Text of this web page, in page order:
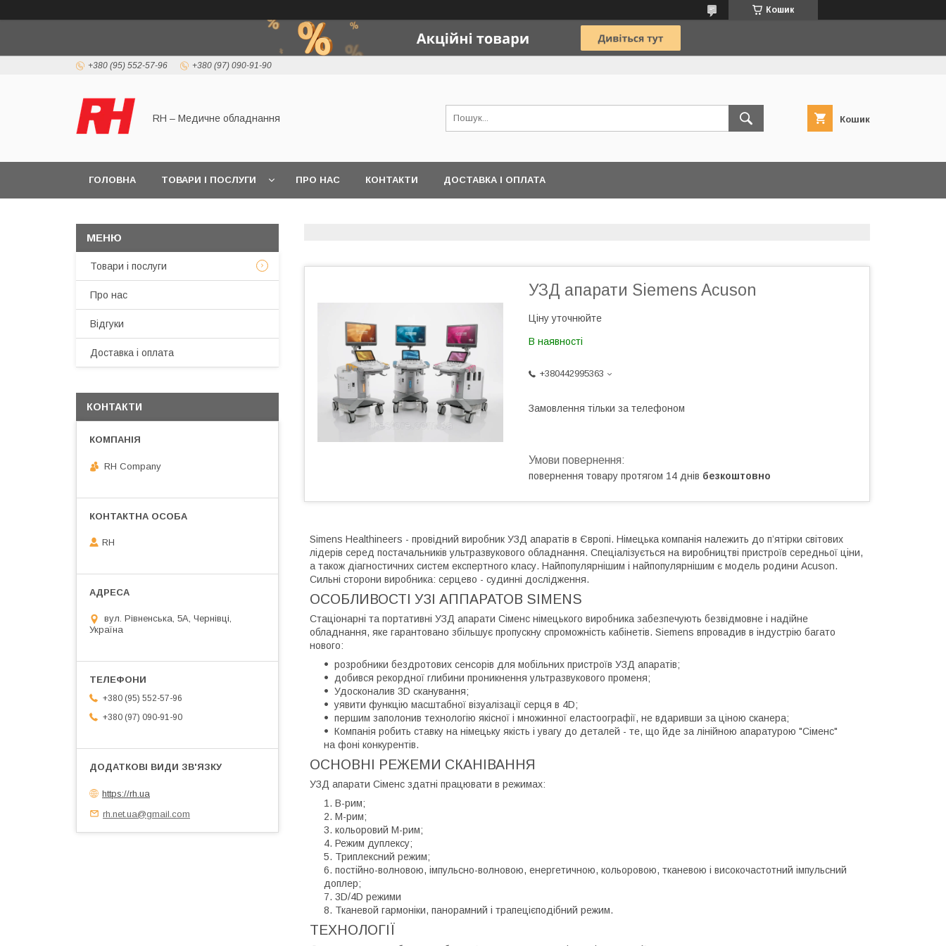
Кошик
+380 (95) 552-57-96 +380 (97) 090-91-90
RH – Медичне обладнання Кошик
ГОЛОВНА ТОВАРИ І ПОСЛУГИ ПРО НАС КОНТАКТИ ДОСТАВКА І ОПЛАТА
УЗД апарати Siemens Acuson
Ціну уточнюйте
В наявності
+380442995363
Замовлення тільки за телефоном
повернення товару протягом 14 днів безкоштовно
Simens Healthineers - провідний виробник УЗД апаратів в Європі. Німецька компанія належить до п’ятірки світових
лідерів серед постачальників ультразвукового обладнання. Спеціалізується на виробництві пристроїв середньої ціни,
а також діагностичних систем експертного класу. Найпопулярнішим і найпопулярнішим є модель родини Acuson.
Сильні сторони виробника: серцево - судинні дослідження.
ОСОБЛИВОСТІ УЗІ АППАРАТОВ SIMENS
Стаціонарні та портативні УЗД апарати Сіменс німецького виробника забезпечують безвідмовне і надійне
обладнання, яке гарантовано збільшує пропускну спроможність кабінетів. Siemens впровадив в індустрію багато
нового:
розробники бездротових сенсорів для мобільних пристроїв УЗД апаратів;
добився рекордної глибини проникнення ультразвукового променя;
Удосконалив 3D сканування;
уявити функцію масштабної візуалізації серця в 4D;
першим заполонив технологію якісної і множинної еластоографії, не вдаривши за ціною сканера;
Компанія робить ставку на німецьку якість і увагу до деталей - те, що йде за лінійною апаратурою "Сіменс"
на фоні конкурентів.
ОСНОВНІ РЕЖЕМИ СКАНІВАННЯ
УЗД апарати Сіменс здатні працювати в режимах:
В-рим;
М-рим;
кольоровий М-рим;
Режим дуплексу;
Триплексний режим;
постійно-волновою, імпульсно-волновою, енергетичною, кольоровою, тканевою і високочастотний імпульсний
доплер;
3D/4D режими
Тканевой гармоніки, панорамний і трапецієподібний режим.
ТЕХНОЛОГІЇ
Товари і послуги
Про нас
Відгуки
Доставка і оплата
КОНТАКТИ
RH Company
RH
вул. Рівненська, 5А, Чернівці,
Україна
+380 (95) 552-57-96
+380 (97) 090-91-90
https://rh.ua
rh.net.ua@gmail.com